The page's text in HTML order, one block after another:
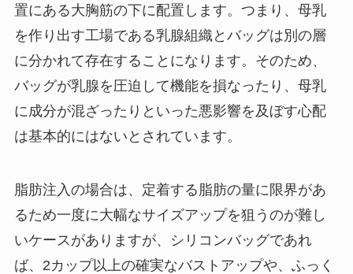
置にある大胸筋の下に配置します。つまり、母乳
を作り出す工場である乳腺組織とバッグは別の層
に分かれて存在することになります。そのため、
バッグが乳腺を圧迫して機能を損なったり、母乳
に成分が混ざったりといった悪影響を及ぼす心配
は基本的にはないとされています。
脂肪注入の場合は、定着する脂肪の量に限界があ
るため一度に大幅なサイズアップを狙うのが難し
いケースがありますが、シリコンバッグであれ
ば、2カップ以上の確実なバストアップや、ふっく